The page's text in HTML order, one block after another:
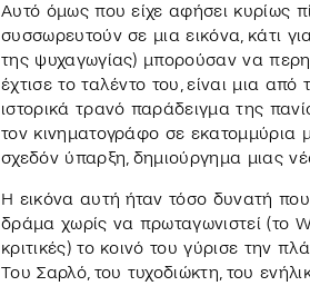
Αυτό όμως που είχε αφήσει κυρίως
συσσωρευτούν σε μια εικόνα, κάτι
της ψυχαγωγίας) μπορούσαν να
έχτισε το ταλέντο του, είναι μια
ιστορικά τρανό παράδειγμα της
τον κινηματογράφο σε
σχεδόν ύπαρξη, δημιούργημα μιας
Η εικόνα αυτή ήταν τόσο δυνατή
δράμα χωρίς να πρωταγωνιστεί (το
κριτικές) το κοινό του γύρισε την
Του Σαρλό, του τυχοδιώκτη, του